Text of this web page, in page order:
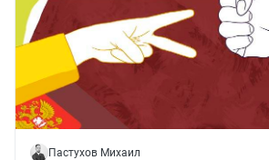
Пастухов Михаил